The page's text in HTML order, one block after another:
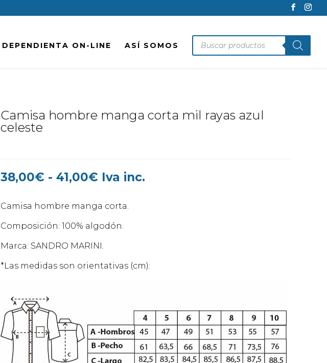
DEPENDIENTA ON-LINE ASÍ SOMOS
Búsqueda
productos
Camisa hombre manga corta mil rayas azul
celeste
38,00€ - 41,00€ Rango
precios:
desde
38,00€
41,00€
Iva inc.
Camisa hombre manga corta.
Composición: 100% algodón.
Marca: SANDRO MARINI.
*Las medidas son orientativas (cm):